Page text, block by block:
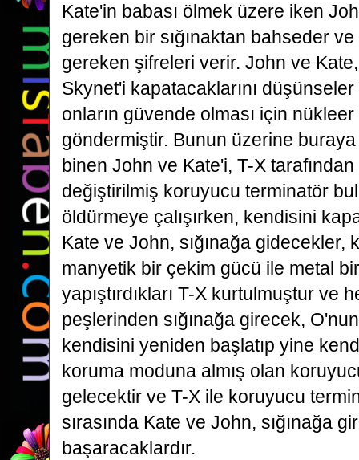
Kate'in babası ölmek üzere iken
gereken bir sığınaktan bahseder
gereken şifreleri verir. John ve
Skynet'i kapatacaklarını düşünseler
onların güvende olması için nükleer
göndermiştir. Bunun üzerine
binen John ve Kate'i, T-X tarafından
değiştirilmiş koruyucu terminatör
öldürmeye çalışırken, kendisini
Kate ve John, sığınağa gidecekler,
manyetik bir çekim gücü ile metal
yapıştırdıkları T-X kurtulmuştur ve
peşlerinden sığınağa girecek,
kendisini yeniden başlatıp yine
koruma moduna almış olan
gelecektir ve T-X ile koruyucu
sırasında Kate ve John, sığınağa
başaracaklardır.